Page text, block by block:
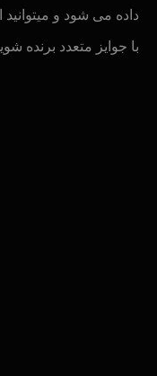
داده می شود و
با جوایز متعدد برنده